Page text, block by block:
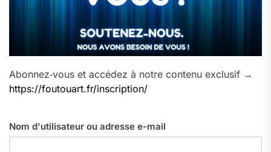
Abonnez‑vous et accédez à notre contenu exclusif →
https://foutouart.fr/inscription/
Nom d'utilisateur ou adresse e-mail